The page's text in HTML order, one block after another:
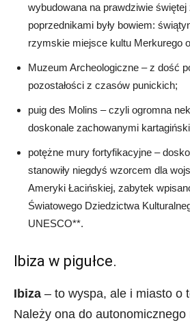
wybudowana na prawdziwie świętej
poprzednikami były bowiem:
rzymskie miejsce kultu Merkurego
Muzeum Archeologiczne – z dość
pozostałości z czasów punickich;
puig des Molins – czyli ogromna
doskonale zachowanymi
potężne mury fortyfikacyjne –
stanowiły niegdyś wzorcem dla
Ameryki Łacińskiej, zabytek
Światowego Dziedzictwa
UNESCO**.
Ibiza w pigułce.
Ibiza – to wyspa, ale i miasto o
Należy ona do autonomicznego